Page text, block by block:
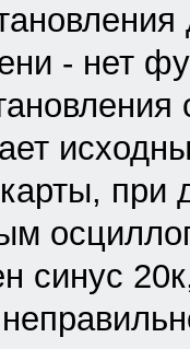
- нет
при
синус